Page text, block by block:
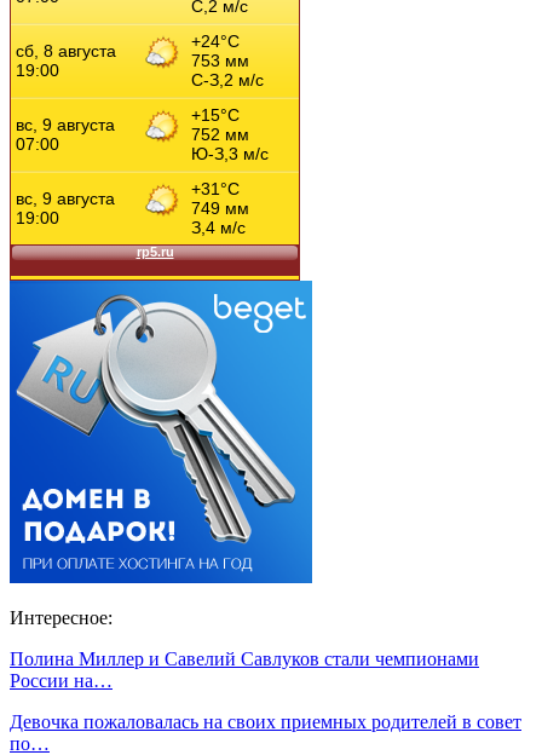
Интересное:
Полина Миллер и Савелий Савлуков стали чемпионами
России на…
Девочка пожаловалась на своих приемных родителей в совет
по…